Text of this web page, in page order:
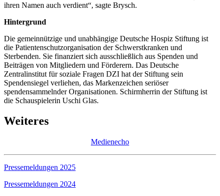
ihren Namen auch verdient“, sagte Brysch.
Hintergrund
Die gemeinnützige und unabhängige Deutsche Hospiz Stiftung ist
die Patientenschutzorganisation der Schwerstkranken und
Sterbenden. Sie finanziert sich ausschließlich aus Spenden und
Beiträgen von Mitgliedern und Förderern. Das Deutsche
Zentralinstitut für soziale Fragen DZI hat der Stiftung sein
Spendensiegel verliehen, das Markenzeichen seriöser
spendensammelnder Organisationen. Schirmherrin der Stiftung ist
die Schauspielerin Uschi Glas.
Weiteres
Medienecho
Pressemeldungen 2025
Pressemeldungen 2024